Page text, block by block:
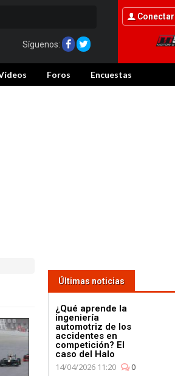
Síguenos:
Conectar
Foros Encuestas
Últimas noticias
¿Qué aprende la
ingeniería
automotriz de los
accidentes en
competición? El
caso del Halo
14/04/2026 11:20
0